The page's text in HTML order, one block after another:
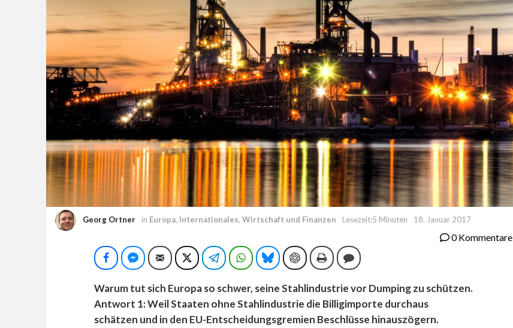
Georg Ortner in Europa, Internationales,Wirtschaft und Finanzen Lesezeit:5 Minuten 18. Januar 2017
0 Kommentare
FacebookFacebook Messenger
E-Mail TwitterTelegramWhatsAppBlueskyChatGPTDruckenKommentieren
Warum tut sich Europa so schwer, seine Stahlindustrie vor Dumping zu schützen.
Antwort 1: Weil Staaten ohne Stahlindustrie die Billigimporte durchaus
schätzen und in den EU-Entscheidungsgremien Beschlüsse hinauszögern.